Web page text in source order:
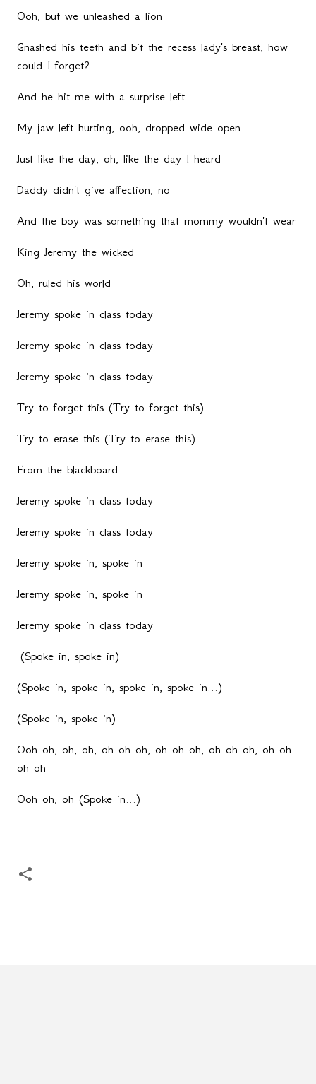
Ooh, but we unleashed a lion
Gnashed his teeth and bit the recess lady's breast, how
could I forget?
And he hit me with a surprise left
My jaw left hurting, ooh, dropped wide open
Just like the day, oh, like the day I heard
Daddy didn't give affection, no
And the boy was something that mommy wouldn't wear
King Jeremy the wicked
Oh, ruled his world
Jeremy spoke in class today
Jeremy spoke in class today
Jeremy spoke in class today
Try to forget this (Try to forget this)
Try to erase this (Try to erase this)
From the blackboard
Jeremy spoke in class today
Jeremy spoke in class today
Jeremy spoke in, spoke in
Jeremy spoke in, spoke in
Jeremy spoke in class today
(Spoke in, spoke in)
(Spoke in, spoke in, spoke in, spoke in...)
(Spoke in, spoke in)
Ooh oh, oh, oh, oh oh oh, oh oh oh, oh oh oh, oh oh
oh oh
Ooh oh, oh (Spoke in...)